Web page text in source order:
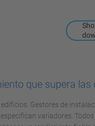
que supera las
Gestores de
variadores.